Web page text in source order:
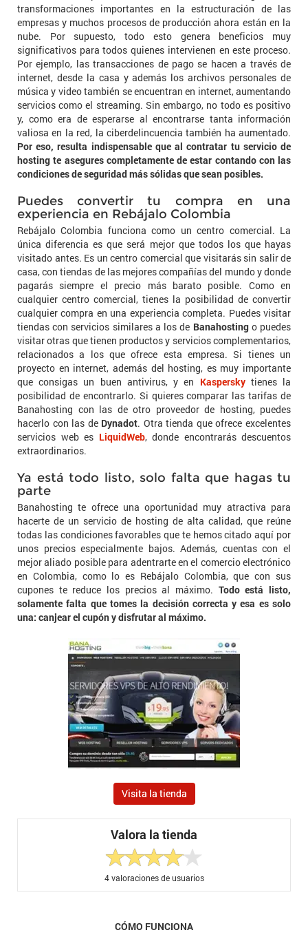
transformaciones importantes en la estructuración de las
empresas y muchos procesos de producción ahora están en la
nube. Por supuesto, todo esto genera beneficios muy
significativos para todos quienes intervienen en este proceso.
Por ejemplo, las transacciones de pago se hacen a través de
internet, desde la casa y además los archivos personales de
música y video también se encuentran en internet, aumentando
servicios como el streaming. Sin embargo, no todo es positivo
y, como era de esperarse al encontrarse tanta información
valiosa en la red, la ciberdelincuencia también ha aumentado.
Por eso, resulta indispensable que al contratar tu servicio de
hosting te asegures completamente de estar contando con las
condiciones de seguridad más sólidas que sean posibles.
Puedes convertir tu compra en una
experiencia en Rebájalo Colombia
Rebájalo Colombia funciona como un centro comercial. La
única diferencia es que será mejor que todos los que hayas
visitado antes. Es un centro comercial que visitarás sin salir de
casa, con tiendas de las mejores compañías del mundo y donde
pagarás siempre el precio más barato posible. Como en
cualquier centro comercial, tienes la posibilidad de convertir
cualquier compra en una experiencia completa. Puedes visitar
tiendas con servicios similares a los de Banahostingo puedes
visitar otras que tienen productos y servicios complementarios,
relacionados a los que ofrece esta empresa. Si tienes un
proyecto en internet, además del hosting, es muy importante
que consigas un buen antivirus, y en Kasperskytienes la
posibilidad de encontrarlo. Si quieres comparar las tarifas de
Banahosting con las de otro proveedor de hosting, puedes
hacerlo con las de Dynadot. Otra tienda que ofrece excelentes
servicios web es LiquidWeb, donde encontrarás descuentos
extraordinarios.
Ya está todo listo, solo falta que hagas tu
parte
Banahosting te ofrece una oportunidad muy atractiva para
hacerte de un servicio de hosting de alta calidad, que reúne
todas las condiciones favorables que te hemos citado aquí por
unos precios especialmente bajos. Además, cuentas con el
mejor aliado posible para adentrarte en el comercio electrónico
en Colombia, como lo es Rebájalo Colombia, que con sus
cupones te reduce los precios al máximo. Todo está listo,
solamente falta que tomes la decisión correcta y esa es solo
una: canjear el cupón y disfrutar al máximo.
Visita la tienda
Valora la tienda
4valoraciones de usuarios
CÓMO FUNCIONA